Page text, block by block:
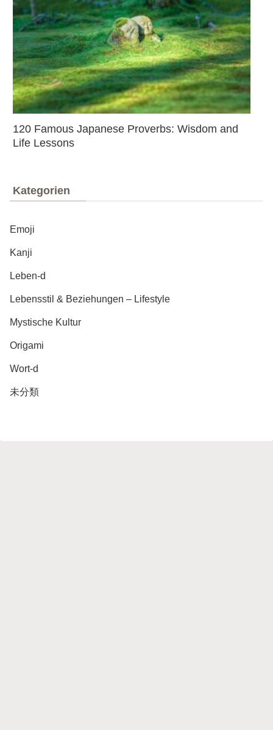
120 Famous Japanese Proverbs: Wisdom and
Life Lessons
Kategorien
Emoji
Kanji
Leben-d
Lebensstil & Beziehungen – Lifestyle
Mystische Kultur
Origami
Wort-d
未分類